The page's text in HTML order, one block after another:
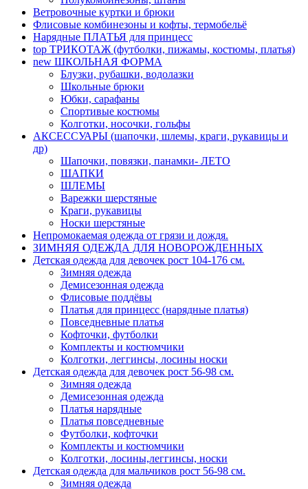
Ветровочные куртки и брюки
Флисовые комбинезоны и кофты, термобельё
Нарядные ПЛАТЬЯ для принцесс
top ТРИКОТАЖ (футболки, пижамы, костюмы, платья)
new ШКОЛЬНАЯ ФОРМА
Блузки, рубашки, водолазки
Школьные брюки
Юбки, сарафаны
Спортивые костюмы
Колготки, носочки, гольфы
АКСЕССУАРЫ (шапочки, шлемы, краги, рукавицы и
др)
Шапочки, повязки, панамки- ЛЕТО
ШАПКИ
ШЛЕМЫ
Варежки шерстяные
Краги, рукавицы
Носки шерстяные
Непромокаемая одежда от грязи и дождя.
ЗИМНЯЯ ОДЕЖДА ДЛЯ НОВОРОЖДЕННЫХ
Детская одежда для девочек рост 104-176 см.
Зимняя одежда
Демисезонная одежда
Флисовые поддёвы
Платья для принцесс (нарядные платья)
Повседневные платья
Кофточки, футболки
Комплекты и костюмчики
Колготки, леггинсы, лосины носки
Детская одежда для девочек рост 56-98 см.
Зимняя одежда
Демисезонная одежда
Платья нарядные
Платья повседневные
Футболки, кофточки
Комплекты и костюмчики
Колготки, лосины,леггинсы, носки
Детская одежда для мальчиков рост 56-98 см.
Зимняя одежда